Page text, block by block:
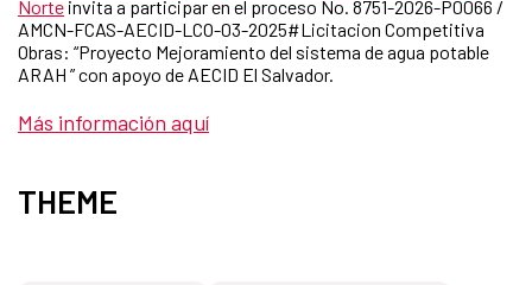
Norte invita a participar en el proceso No. 8751-2026-P0066 /
AMCN-FCAS-AECID-LCO-03-2025#Licitacion Competitiva
Obras: “Proyecto Mejoramiento del sistema de agua potable
ARAH ” con apoyo de AECID El Salvador.
Más información aquí
THEME